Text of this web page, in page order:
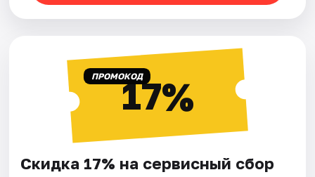
ПРОМОКОД17%
Скидка 17% на сервисный сбор